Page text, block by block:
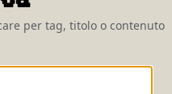
per tag, titolo o contenuto